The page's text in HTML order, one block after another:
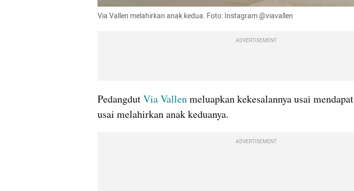
Via Vallen melahirkan anak kedua. Foto: Instagram @viavallen
ADVERTISEMENT
Pedangdut Via Vallen meluapkan kekesalannya usai mendapat
usai melahirkan anak keduanya.
ADVERTISEMENT